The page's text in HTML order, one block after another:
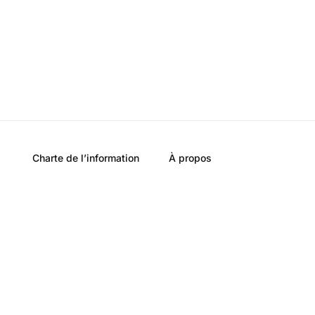
Charte de l’information À propos